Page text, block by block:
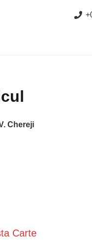
Chereji
Carte